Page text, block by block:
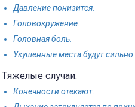
Давление понизится.
Головокружение.
Головная боль.
Укушенные места будут сильно
Тяжелые случаи:
Конечности отекают.